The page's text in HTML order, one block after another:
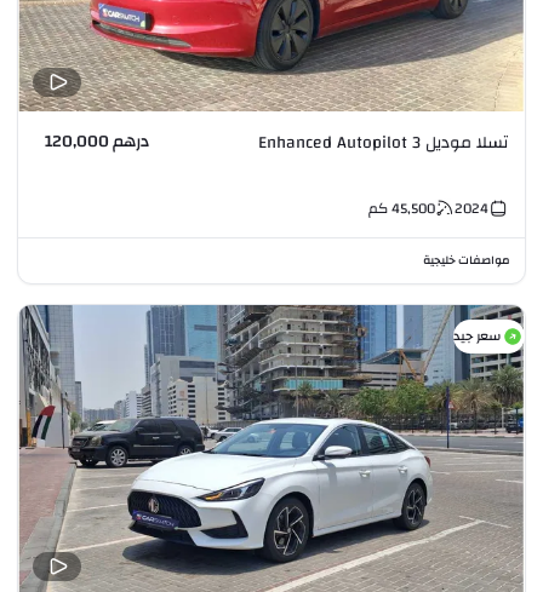
تسلا موديل 3 Enhanced Autopilot درهم 120,000
2024
45,500كم
مواصفات خليجية
سعر جيد